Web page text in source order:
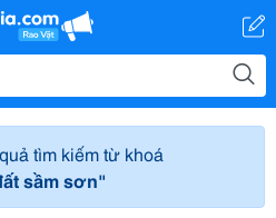
tìm kiếm từ khoá
sầm sơn"